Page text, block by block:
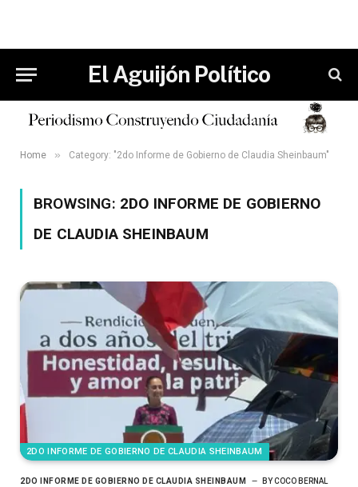
El Aguijón Político
Home » Category: "2do Informe de Gobierno de Claudia Sheinbaum"
BROWSING: 2DO INFORME DE GOBIERNO
DE CLAUDIA SHEINBAUM
2DO INFORME DE GOBIERNO DE CLAUDIA SHEINBAUM
2DO INFORME DE GOBIERNO DE CLAUDIA SHEINBAUM BYCOCO BERNAL